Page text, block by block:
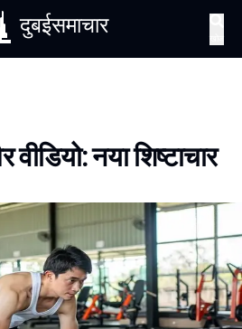
दुबईसमाचार
नया शिष्टाचार